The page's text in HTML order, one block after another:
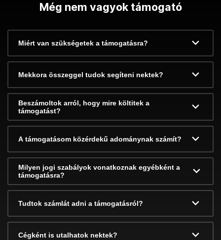
Még nem vagyok támogató
Miért van szükségetek a támogatásra?
Mekkora összeggel tudok segíteni nektek?
Beszámoltok arról, hogy mire költitek a
támogatást?
A támogatásom közérdekű adománynak számít?
Milyen jogi szabályok vonatkoznak egyébként a
támogatásra?
Tudtok számlát adni a támogatásról?
Cégként is utalhatok nektek?